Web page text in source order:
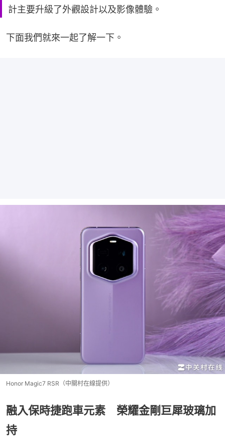
計主要升級了外觀設計以及影像體驗。
下面我們就來一起了解一下。
Honor Magic7 RSR（中關村在線提供）
融入保時捷跑車元素 榮耀金剛巨犀玻璃加
持